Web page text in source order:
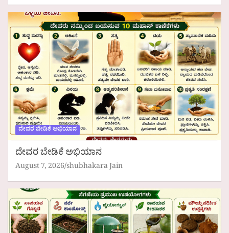
ದೇವರ ಬೇಡಿಕೆ ಅಭಿಯಾನ
ದೇವರ ಬೇಡಿಕೆ ಅಭಿಯಾನ
August 7, 2026 shubhakara Jain